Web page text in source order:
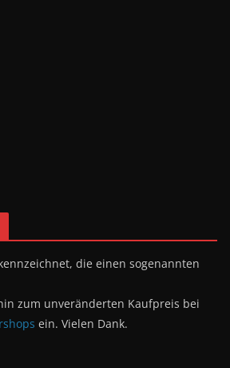
die einen sogenannten
zum unveränderten Kaufpreis bei
ein. Vielen Dank.